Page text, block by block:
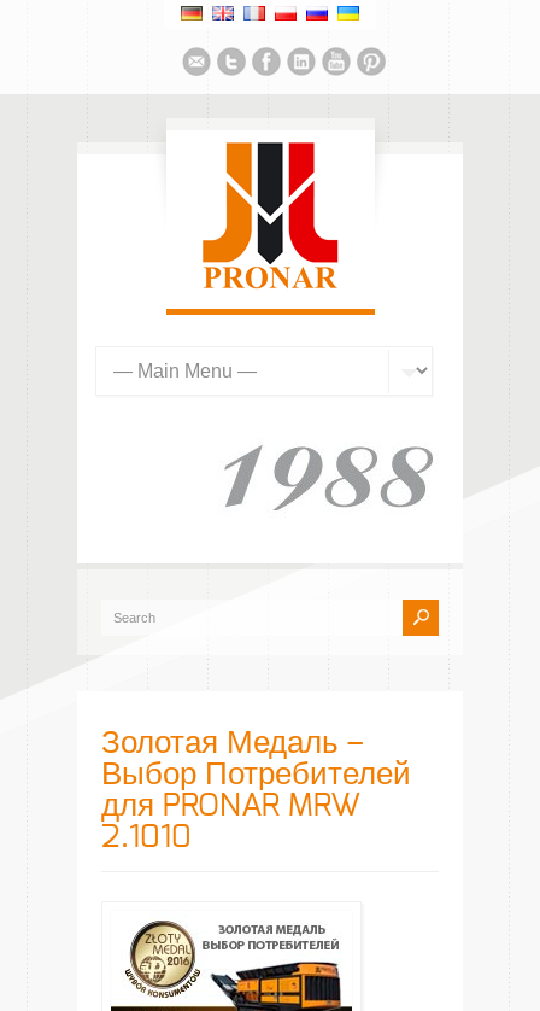
Золотая Медаль –
Выбор Потребителей
для PRONAR MRW
2.1010